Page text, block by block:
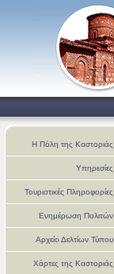
Η Πόλη της Καστοριάς
Υπηρεσίες
Τουριστικές Πληροφορίες
Ενημέρωση Πολιτών
Αρχείο Δελτίων Τύπου
Χάρτες της Καστοριάς